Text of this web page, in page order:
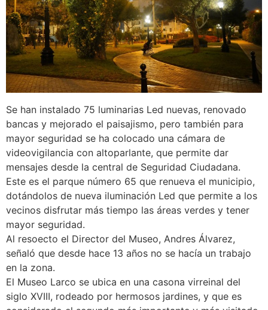
Se han instalado 75 luminarias Led nuevas, renovado
bancas y mejorado el paisajismo, pero también para
mayor seguridad se ha colocado una cámara de
videovigilancia con altoparlante, que permite dar
mensajes desde la central de Seguridad Ciudadana.
Este es el parque número 65 que renueva el municipio,
dotándolos de nueva iluminación Led que permite a los
vecinos disfrutar más tiempo las áreas verdes y tener
mayor seguridad.
Al resoecto el Director del Museo, Andres Álvarez,
señaló que desde hace 13 años no se hacía un trabajo
en la zona.
El Museo Larco se ubica en una casona virreinal del
siglo XVIII, rodeado por hermosos jardines, y que es